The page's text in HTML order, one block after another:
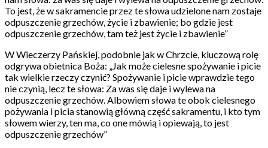
To jest, że w sakramencie przez te słowa udzielone nam zostaje
odpuszczenie grzechów, życie i zbawienie; bo gdzie jest
odpuszczenie grzechów, tam też jest życie i zbawienie”
W Wieczerzy Pańskiej, podobnie jak w Chrzcie, kluczową rolę
odgrywa obietnica Boża: „Jak może cielesne spożywanie i picie
tak wielkie rzeczy czynić? Spożywanie i picie wprawdzie tego
nie czynią, lecz te słowa: Za was się daje i wylewa na
odpuszczenie grzechów. Albowiem słowa te obok cielesnego
pożywania i picia stanowią główną część sakramentu, i kto tym
słowem wierzy, ten ma, co one mówią i opiewają, to jest
odpuszczenie grzechów”